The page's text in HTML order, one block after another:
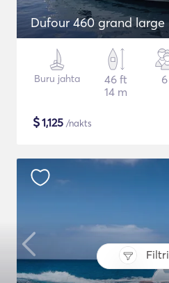
Filtri
Dufour 460 grand large
Buru jahta
46 ft
14 m
6
$1,125 /nakts